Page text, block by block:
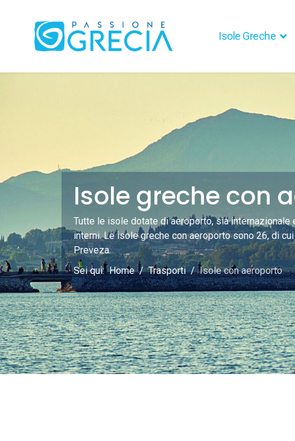
Isole Greche
Isole greche con
Tutte le isole dotate di aeroporto, sia
interni. Le isole greche con aeroporto sono 26, di
Preveza.
Sei qui:Home Trasporti Isole con aeroporto